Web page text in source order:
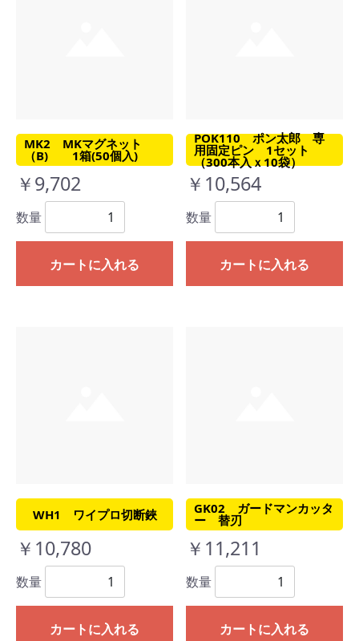
MK2 MKマグネット
（B) 1箱(50個入)
￥9,702
数量
カートに入れる
POK110 ポン太郎 専
用固定ピン 1セット
（300本入ｘ10袋）
￥10,564
数量
カートに入れる
WH1 ワイプロ切断鋏
￥10,780
数量
カートに入れる
GK02 ガードマンカッタ
ー 替刃
￥11,211
数量
カートに入れる